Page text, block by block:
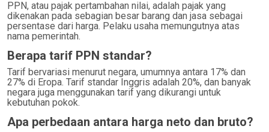
PPN, atau pajak pertambahan nilai, adalah pajak yang
dikenakan pada sebagian besar barang dan jasa sebagai
persentase dari harga. Pelaku usaha memungutnya atas
nama pemerintah.
Berapa tarif PPN standar?
Tarif bervariasi menurut negara, umumnya antara 17% dan
27% di Eropa. Tarif standar Inggris adalah 20%, dan banyak
negara juga menggunakan tarif yang dikurangi untuk
kebutuhan pokok.
Apa perbedaan antara harga neto dan bruto?